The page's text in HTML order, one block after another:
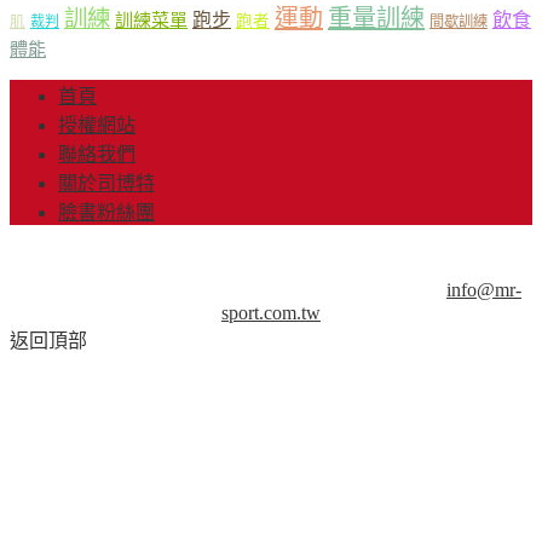
肌 裁判 訓練 訓練菜單 跑步 跑者 運動 重量訓練 間歇訓練 飲食
體能
首頁
授權網站
聯絡我們
關於司博特
臉書粉絲團
info@mr-
sport.com.tw
返回頂部